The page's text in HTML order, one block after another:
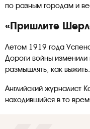
по разным городам и
«Пришлите
Летом 1919 года
Дороги войны изменили
размышлять, как выжить.
Английский журналист
находившийся в то